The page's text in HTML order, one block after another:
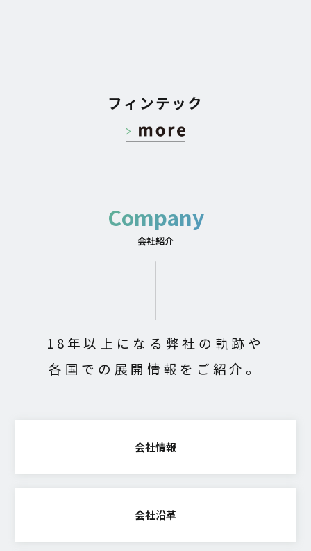
フィンテック
Company
会社紹介
18年以上になる弊社の軌跡や
各国での展開情報をご紹介。
会社情報
会社沿革